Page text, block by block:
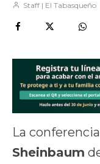
Staff | El Tabasqueño
La
Sheinbaum